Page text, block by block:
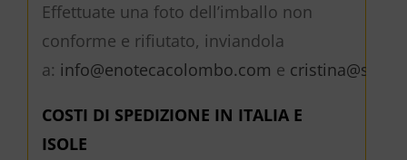
Effettuate una foto dell’imballo non
conforme e rifiutato, inviandola
a: info@enotecacolombo.com e
COSTI DI SPEDIZIONE IN ITALIA E
ISOLE